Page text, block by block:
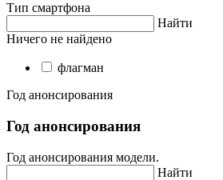
Тип смартфона
Найти
Ничего не найдено
флагман
Год анонсирования
Год анонсирования
Год анонсирования модели.
Найти